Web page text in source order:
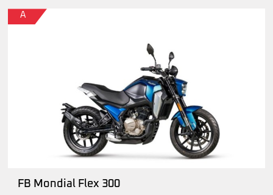
A
FB Mondial Flex 300